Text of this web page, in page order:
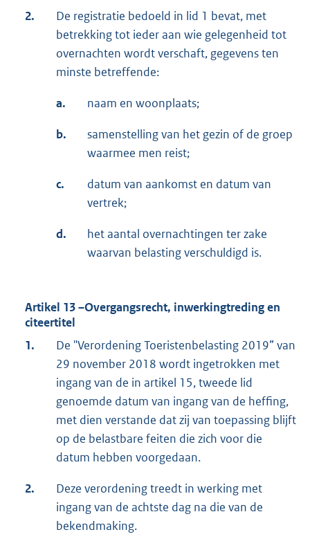
2.
De registratie bedoeld in lid 1 bevat, met
betrekking tot ieder aan wie gelegenheid tot
overnachten wordt verschaft, gegevens ten
minste betreffende:
a. naam en woonplaats;
b.
samenstelling van het gezin of de groep
waarmee men reist;
c.
datum van aankomst en datum van
vertrek;
d.
het aantal overnachtingen ter zake
waarvan belasting verschuldigd is.
Artikel 13 –Overgangsrecht, inwerkingtreding en
citeertitel
1.
De "Verordening Toeristenbelasting 2019” van
29 november 2018 wordt ingetrokken met
ingang van de in artikel 15, tweede lid
genoemde datum van ingang van de heffing,
met dien verstande dat zij van toepassing blijft
op de belastbare feiten die zich voor die
datum hebben voorgedaan.
2.
Deze verordening treedt in werking met
ingang van de achtste dag na die van de
bekendmaking.